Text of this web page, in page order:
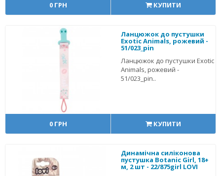
0 ГРН КУПИТИ
Ланцюжок до пустушки
Exotic Animals, рожевий -
51/023_pin
Ланцюжок до пустушки Exotic
Animals, рожевий -
51/023_pin..
0 ГРН КУПИТИ
Динамічна силіконова
пустушка Botanic Girl, 18+
м, 2 шт - 22/875girl LOVI